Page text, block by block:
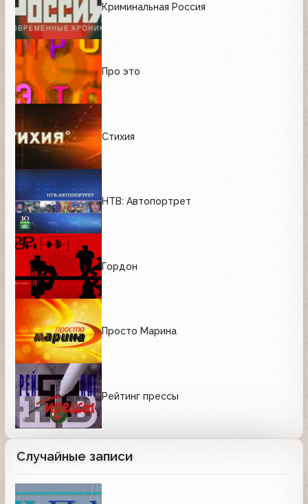
Криминальная Россия
Про это
Стихия
НТВ: Автопортрет
Гордон
Просто Марина
Рейтинг прессы
Случайные записи